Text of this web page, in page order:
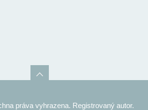
práva vyhrazena. Registrovaný autor.